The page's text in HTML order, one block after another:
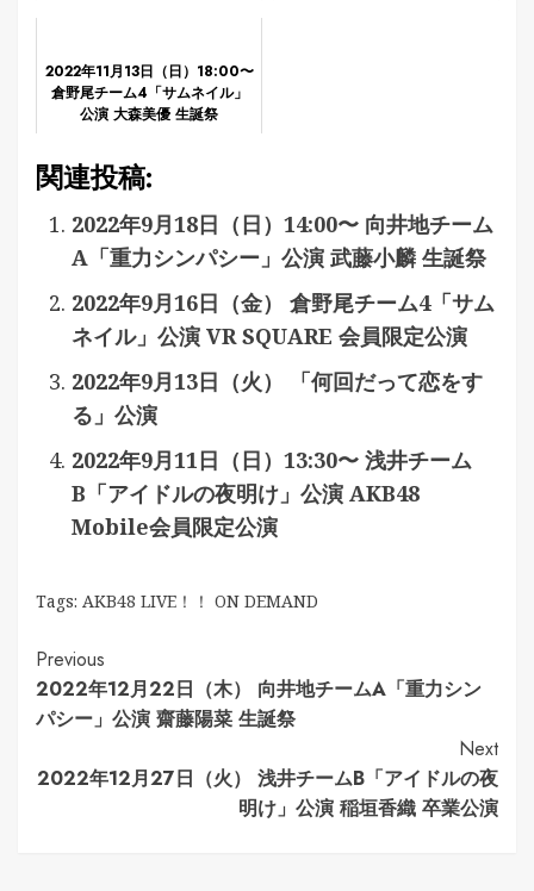
2022年11月13日（日）18:00〜
倉野尾チーム4「サムネイル」
公演 大森美優 生誕祭
関連投稿:
2022年9月18日（日）14:00〜 向井地チーム
A「重力シンパシー」公演 武藤小麟 生誕祭
2022年9月16日（金） 倉野尾チーム4「サム
ネイル」公演 VR SQUARE 会員限定公演
2022年9月13日（火） 「何回だって恋をす
る」公演
2022年9月11日（日）13:30〜 浅井チーム
B「アイドルの夜明け」公演 AKB48
Mobile会員限定公演
Tags: AKB48 LIVE！！ ON DEMAND
Continue
Reading
Previous
2022年12月22日（木） 向井地チームA「重力シン
パシー」公演 齋藤陽菜 生誕祭
Next
2022年12月27日（火） 浅井チームB「アイドルの夜
明け」公演 稲垣香織 卒業公演